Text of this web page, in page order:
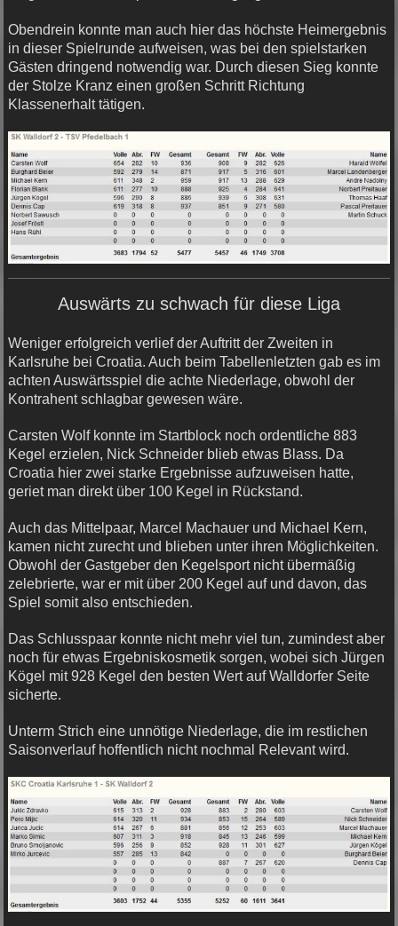
Obendrein konnte man auch hier das höchste Heimergebnis
in dieser Spielrunde aufweisen, was bei den spielstarken
Gästen dringend notwendig war. Durch diesen Sieg konnte
der Stolze Kranz einen großen Schritt Richtung
Klassenerhalt tätigen.
Auswärts zu schwach für diese Liga
Weniger erfolgreich verlief der Auftritt der Zweiten in
Karlsruhe bei Croatia. Auch beim Tabellenletzten gab es im
achten Auswärtsspiel die achte Niederlage, obwohl der
Kontrahent schlagbar gewesen wäre.
Carsten Wolf konnte im Startblock noch ordentliche 883
Kegel erzielen, Nick Schneider blieb etwas Blass. Da
Croatia hier zwei starke Ergebnisse aufzuweisen hatte,
geriet man direkt über 100 Kegel in Rückstand.
Auch das Mittelpaar, Marcel Machauer und Michael Kern,
kamen nicht zurecht und blieben unter ihren Möglichkeiten.
Obwohl der Gastgeber den Kegelsport nicht übermäßig
zelebrierte, war er mit über 200 Kegel auf und davon, das
Spiel somit also entschieden.
Das Schlusspaar konnte nicht mehr viel tun, zumindest aber
noch für etwas Ergebniskosmetik sorgen, wobei sich Jürgen
Kögel mit 928 Kegel den besten Wert auf Walldorfer Seite
sicherte.
Unterm Strich eine unnötige Niederlage, die im restlichen
Saisonverlauf hoffentlich nicht nochmal Relevant wird.